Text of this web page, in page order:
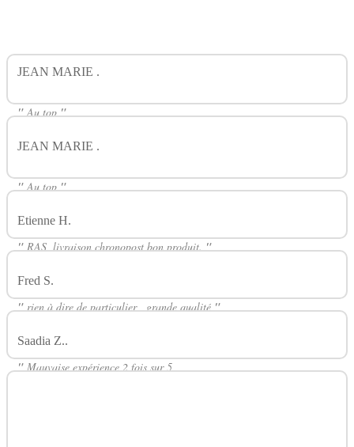
JEAN MARIE .
"Au top"
JEAN MARIE .
"Au top"
Etienne H.
"RAS, livraison chronopost bon produit."
Fred S.
"rien à dire de particulier , grande qualité"
Saadia Z..
"Mauvaise expérience 2 fois sur 5